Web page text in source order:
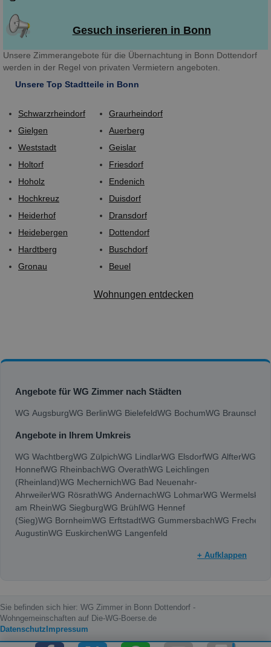
Gesuch inserieren in Bonn
Unsere Zimmerangebote für die Übernachtung in Bonn Dottendorf
werden in der Regel von privaten Vermietern angeboten.
Unsere Top Stadtteile in Bonn
Schwarzrheindorf
Gielgen
Weststadt
Holtorf
Hoholz
Hochkreuz
Heiderhof
Heidebergen
Hardtberg
Gronau
Graurheindorf
Auerberg
Geislar
Friesdorf
Endenich
Duisdorf
Dransdorf
Dottendorf
Buschdorf
Beuel
Wohnungen entdecken
Angebote für WG Zimmer nach Städten
WG AugsburgWG BerlinWG BielefeldWG BochumWG
Angebote in Ihrem Umkreis
WG WachtbergWG ZülpichWG LindlarWG ElsdorfWG AlfterWG
HonnefWG RheinbachWG OverathWG Leichlingen
(Rheinland)WG MechernichWG Bad Neuenahr-
AhrweilerWG RösrathWG AndernachWG LohmarWG
am RheinWG SiegburgWG BrühlWG Hennef
(Sieg)WG BornheimWG ErftstadtWG GummersbachWG Frechen
AugustinWG EuskirchenWG Langenfeld
+ Aufklappen
Sie befinden sich hier: WG Zimmer in Bonn Dottendorf -
Wohngemeinschaften auf Die-WG-Boerse.de
Datenschutz Impressum